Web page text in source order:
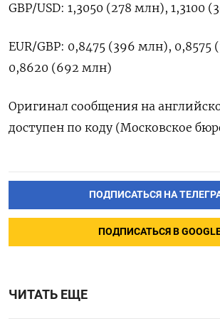
GBP/USD: 1,3050 (278 млн), 1,3100
EUR/GBP: 0,8475 (396 млн), 0,8575
0,8620 (692 млн)
Оригинал сообщения на
доступен по коду (Московское
ПОДПИСАТЬСЯ НА
ПОДПИСАТЬСЯ В
ЧИТАТЬ ЕЩЕ